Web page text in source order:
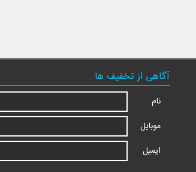
آگاهی از تخفیف ها
نام
موبایل
ایمیل